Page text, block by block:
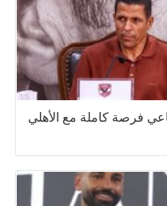
فرصة كاملة مع الأهلي